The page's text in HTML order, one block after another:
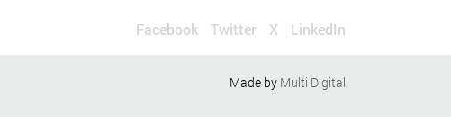
Facebook Twitter X LinkedIn
Made by Multi Digital